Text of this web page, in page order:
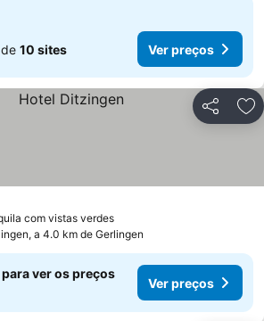
10 sites Ver preços
Partilhar
com vistas verdes
a 4.0 km de Gerlingen
ver os preços
Ver preços